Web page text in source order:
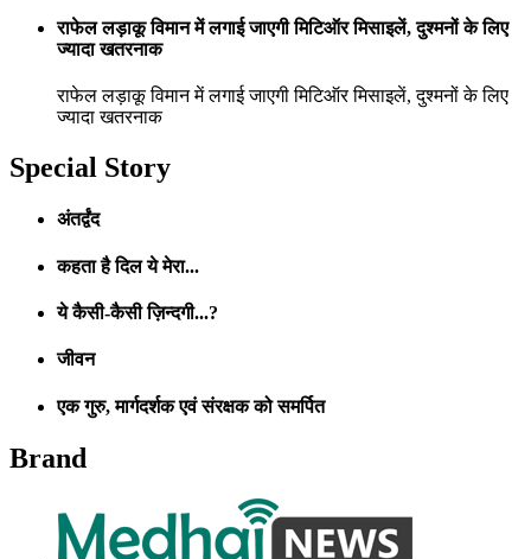
राफेल लड़ाकू विमान में लगाई जाएगी मिटिऑर मिसाइलें, दुश्मनों के लिए
ज्यादा खतरनाक
राफेल लड़ाकू विमान में लगाई जाएगी मिटिऑर मिसाइलें, दुश्मनों के लिए
ज्यादा खतरनाक
Special Story
अंतर्द्वंद
कहता है दिल ये मेरा...
ये कैसी-कैसी ज़िन्दगी...?
जीवन
एक गुरु, मार्गदर्शक एवं संरक्षक को समर्पित
Brand